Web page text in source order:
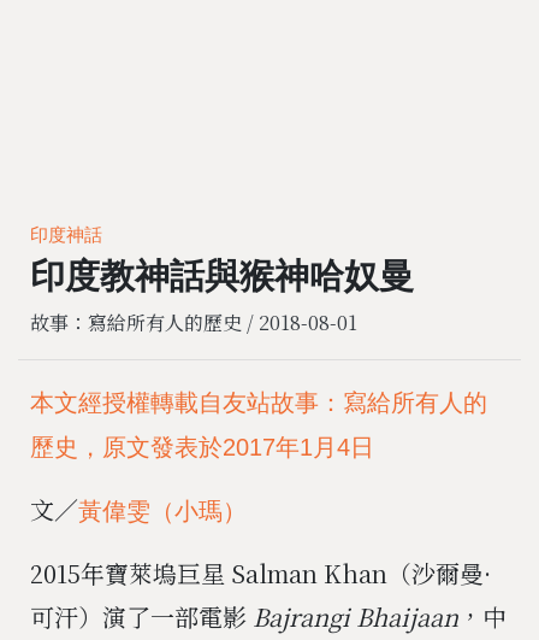
印度神話
印度教神話與猴神哈奴曼
故事：寫給所有人的歷史 / 2018-08-01
本文經授權轉載自友站故事：寫給所有人的
歷史，原文發表於2017年1月4日
文／黃偉雯（小瑪）
2015年寶萊塢巨星 Salman Khan（沙爾曼·
可汗）演了一部電影 Bajrangi Bhaijaan ，中